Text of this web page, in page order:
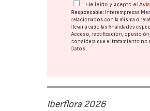
He leído y acepto el
Responsable: Interempresas
relacionados con la misma o
llevar a cabo las finalidades
Acceso, rectificación,
considera que el tratamiento no
Datos
Iberflora 2026